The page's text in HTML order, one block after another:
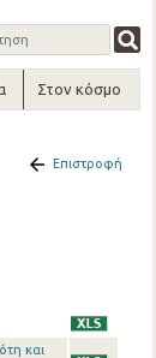
Στον κόσμο
Επιστροφή
και